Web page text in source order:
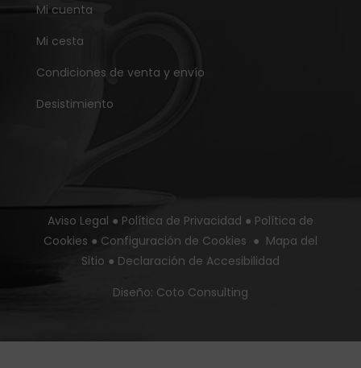
Mi cuenta
Mi cesta
Condiciones de venta y envío
Desistimiento
Aviso Legal ● Política de Privacidad ● Política de
Cookies ● Configuración de Cookies ● Mapa del
Sitio ● Declaración de Accesibilidad
Diseño: Coto Consulting